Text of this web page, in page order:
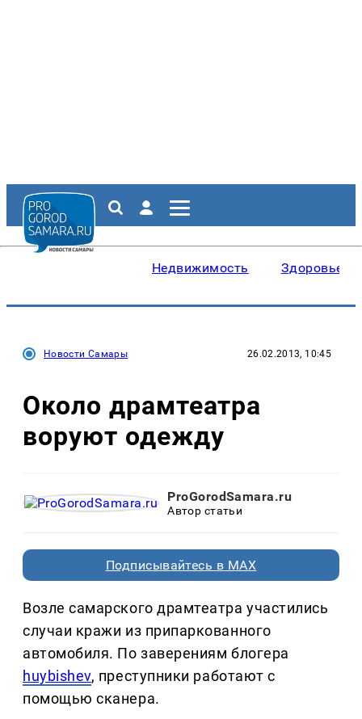
Недвижимость Здоровье
Новости Самары 26.02.2013, 10:45
Около драмтеатра
воруют одежду
ProGorodSamara.ru
Автор статьи
Подписывайтесь в MAX
Возле самарского драмтеатра участились
случаи кражи из припаркованного
автомобиля. По заверениям блогера
huybishev, преступники работают с
помощью сканера.